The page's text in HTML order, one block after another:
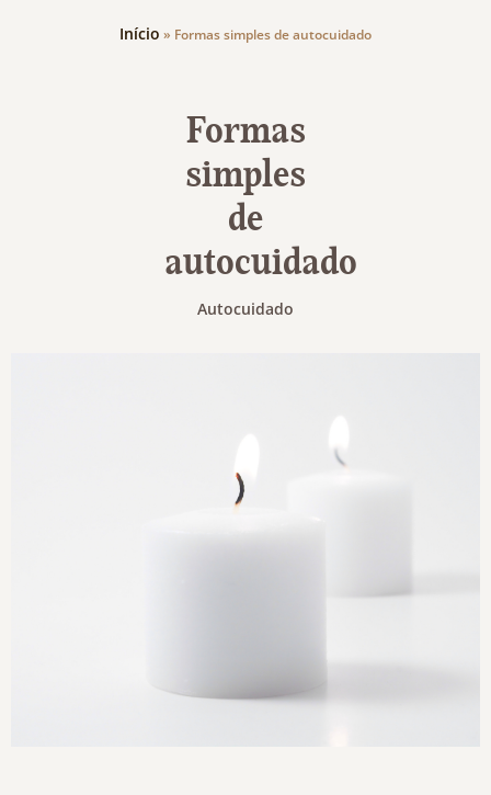
Início » Formas simples de autocuidado
Formas
simples
de
autocuidado
Autocuidado